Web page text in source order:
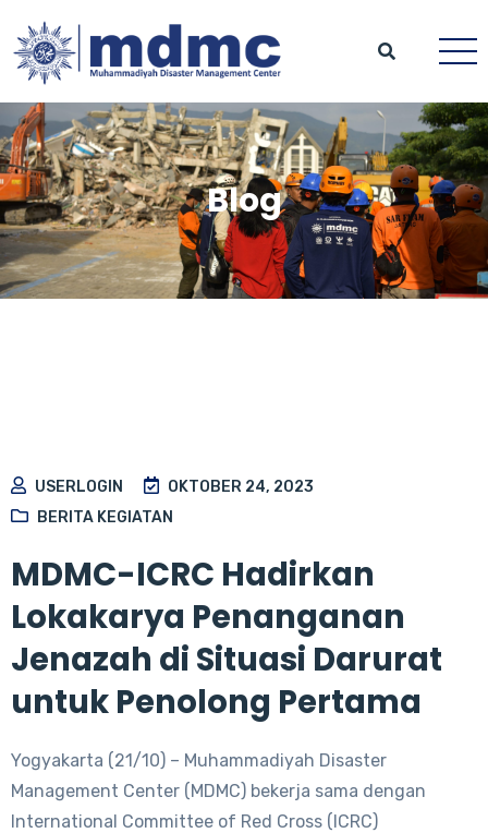
Blog
USERLOGIN
OKTOBER 24, 2023
BERITA KEGIATAN
MDMC-ICRC Hadirkan
Lokakarya Penanganan
Jenazah di Situasi Darurat
untuk Penolong Pertama
Yogyakarta (21/10) – Muhammadiyah Disaster
Management Center (MDMC) bekerja sama dengan
International Committee of Red Cross (ICRC)